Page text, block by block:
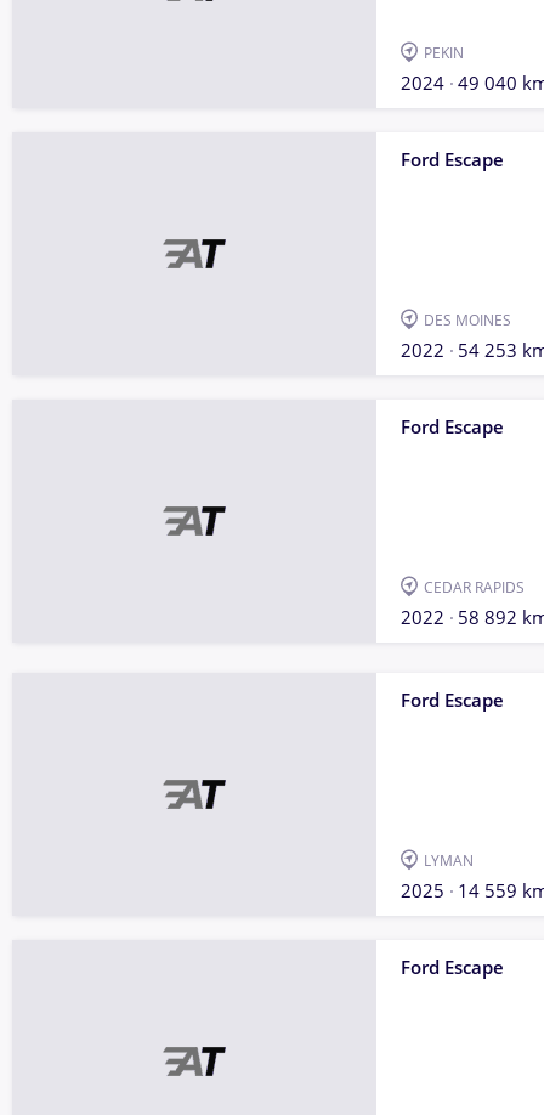
PEKIN
2024 49 040
Ford Escape
DES MOINES
2022 54 253
Ford Escape
CEDAR RAPIDS
2022 58 892
Ford Escape
LYMAN
2025 14 559
Ford Escape